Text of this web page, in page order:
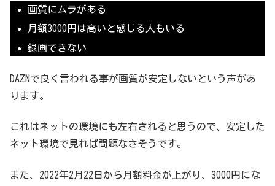
画質にムラがある
月額3000円は高いと感じる人もいる
録画できない
DAZNで良く言われる事が画質が安定しないという声があ
ります。
これはネットの環境にも左右されると思うので、安定した
ネット環境で見れば問題なさそうです。
また、2022年2月22日から月額料金が上がり、3000円にな